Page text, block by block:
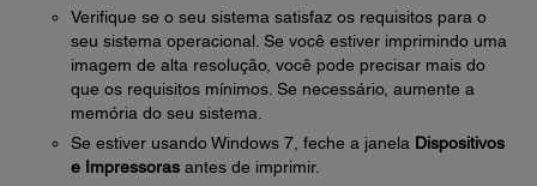
Verifique se o seu sistema satisfaz os requisitos para o
seu sistema operacional. Se você estiver imprimindo uma
imagem de alta resolução, você pode precisar mais do
que os requisitos mínimos. Se necessário, aumente a
memória do seu sistema.
Se estiver usando Windows 7, feche a janela Dispositivos
e Impressoras antes de imprimir.